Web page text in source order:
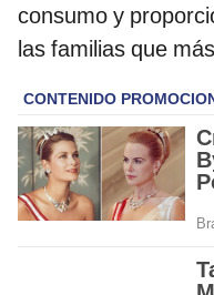
consumo y
las familias que